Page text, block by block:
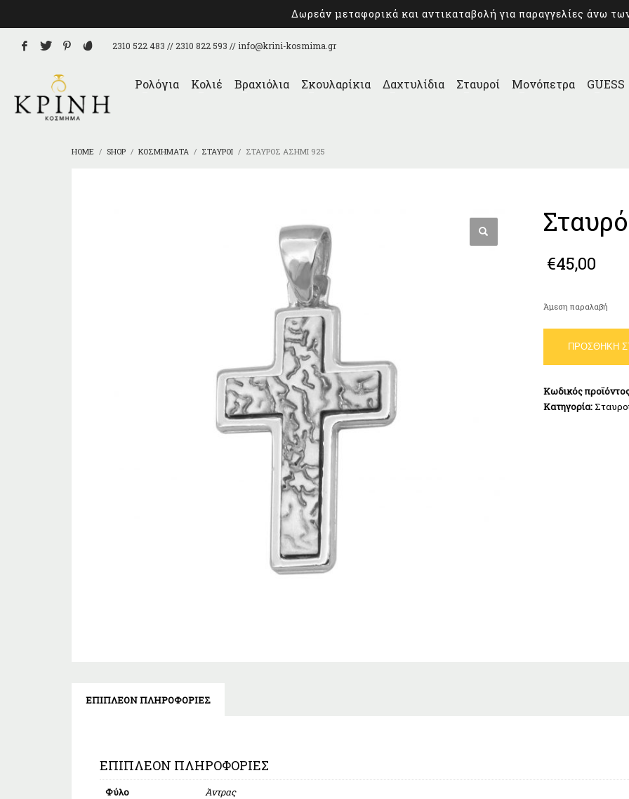
Δωρεάν μεταφορικά και αντικαταβολή για παραγγελίες άνω
2310 522 483 // 2310 822 593 // info@krini-kosmima.gr
Ρολόγια Κολιέ Βραχιόλια Σκουλαρίκια Δαχτυλίδια Σταυροί Μονόπετρα GUESS
HOME SHOP ΚΟΣΜΉΜΑΤΑ ΣΤΑΥΡΟΊ ΣΤΑΥΡΌΣ ΑΣΉΜΙ 925
€45,00
Άμεση παραλαβή
925
ΠΡΟΣΘΉΚΗ
Κωδικός
Κατηγορία:
ΕΠΙΠΛΈΟΝ ΠΛΗΡΟΦΟΡΊΕΣ
ΕΠΙΠΛΈΟΝ ΠΛΗΡΟΦΟΡΊΕΣ
Φύλο
Άντρας